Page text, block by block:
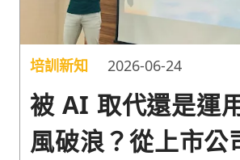
培訓新知 2026-06-24
被 AI 取代還是運
風破浪？從上市公